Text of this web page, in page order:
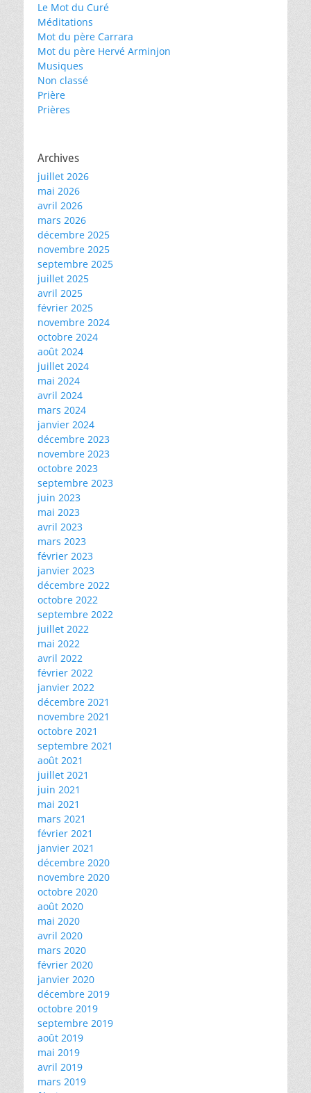
Le Mot du Curé
Méditations
Mot du père Carrara
Mot du père Hervé Arminjon
Musiques
Non classé
Prière
Prières
Archives
juillet 2026
mai 2026
avril 2026
mars 2026
décembre 2025
novembre 2025
septembre 2025
juillet 2025
avril 2025
février 2025
novembre 2024
octobre 2024
août 2024
juillet 2024
mai 2024
avril 2024
mars 2024
janvier 2024
décembre 2023
novembre 2023
octobre 2023
septembre 2023
juin 2023
mai 2023
avril 2023
mars 2023
février 2023
janvier 2023
décembre 2022
octobre 2022
septembre 2022
juillet 2022
mai 2022
avril 2022
février 2022
janvier 2022
décembre 2021
novembre 2021
octobre 2021
septembre 2021
août 2021
juillet 2021
juin 2021
mai 2021
mars 2021
février 2021
janvier 2021
décembre 2020
novembre 2020
octobre 2020
août 2020
mai 2020
avril 2020
mars 2020
février 2020
janvier 2020
décembre 2019
octobre 2019
septembre 2019
août 2019
mai 2019
avril 2019
mars 2019